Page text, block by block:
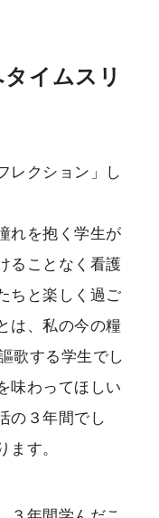
イムスリ
レクション」し
れを抱く学生が
ることなく看護
ちと楽しく過ご
は、私の今の糧
歌する学生でし
味わってほしい
の３年間でし
す。